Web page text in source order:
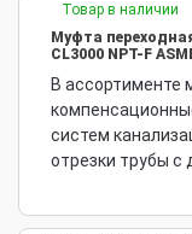
Товар в наличии
Муфта
CL3000 NPT-F
В ассортименте
систем
отрезки трубы с